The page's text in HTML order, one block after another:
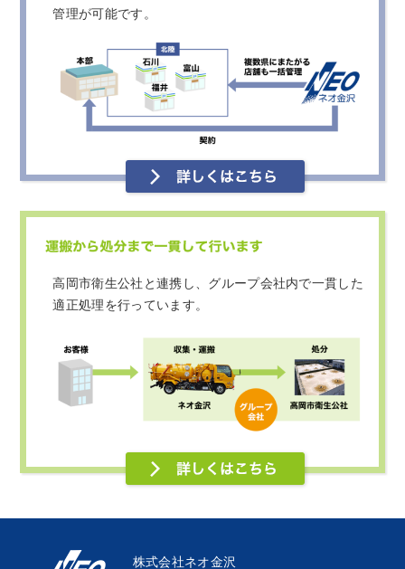
管理が可能です。
高岡市衛生公社と連携し、グループ会社内で一貫した
適正処理を行っています。
株式会社ネオ金沢